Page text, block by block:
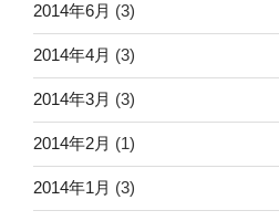
2014年6月 (3)
2014年4月 (3)
2014年3月 (3)
2014年2月 (1)
2014年1月 (3)